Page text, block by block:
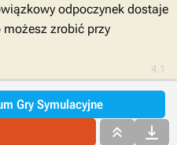
4.1
odpoczynek dostaje
zrobić przy
Gry Symulacyjne
 